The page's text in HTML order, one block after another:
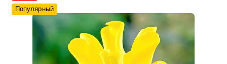
Популярный